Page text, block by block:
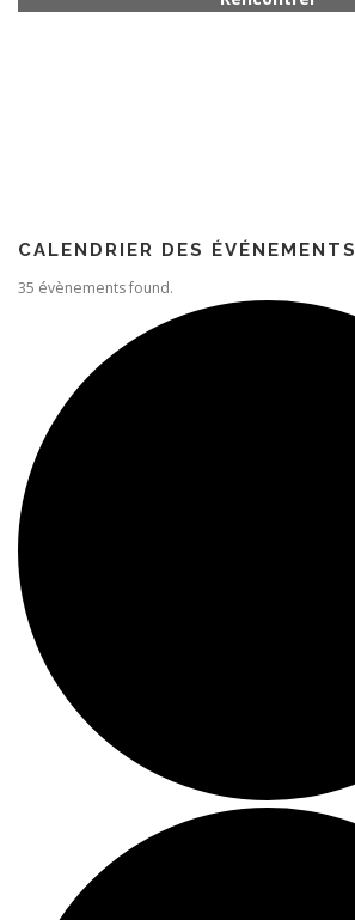
CALENDRIER DES ÉVÉNEMENTS
35 évènements found.